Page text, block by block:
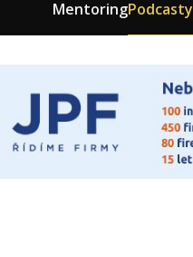
MentoringPodcasty
firmy
zaměstnanců
a prodej